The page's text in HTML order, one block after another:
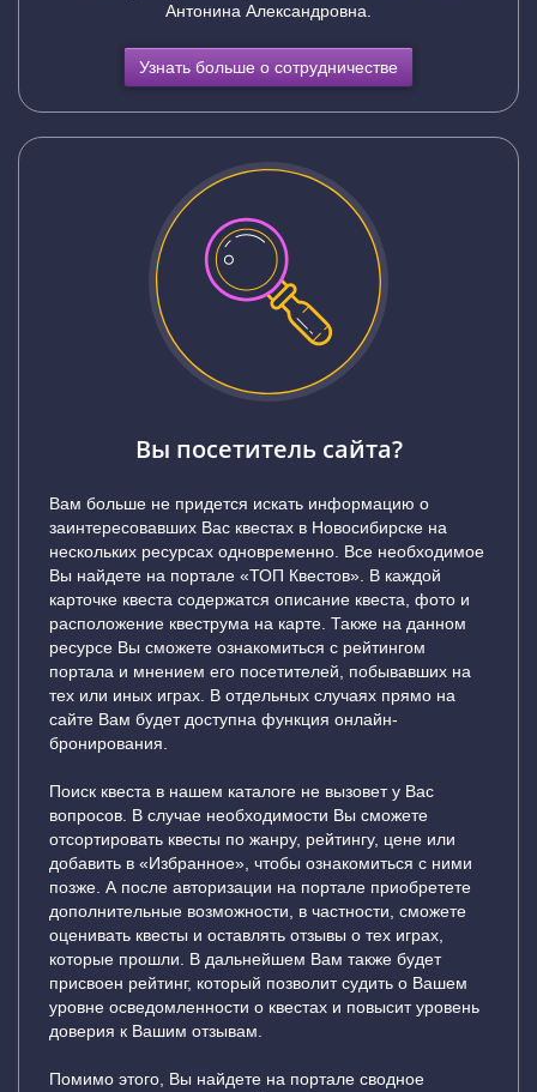
Антонина Александровна.
Узнать больше о сотрудничестве
Вы посетитель сайта?
Вам больше не придется искать информацию о
заинтересовавших Вас квестах в Новосибирске на
нескольких ресурсах одновременно. Все необходимое
Вы найдете на портале «ТОП Квестов». В каждой
карточке квеста содержатся описание квеста, фото и
расположение квеструма на карте. Также на данном
ресурсе Вы сможете ознакомиться с рейтингом
портала и мнением его посетителей, побывавших на
тех или иных играх. В отдельных случаях прямо на
сайте Вам будет доступна функция онлайн-
бронирования.
Поиск квеста в нашем каталоге не вызовет у Вас
вопросов. В случае необходимости Вы сможете
отсортировать квесты по жанру, рейтингу, цене или
добавить в «Избранное», чтобы ознакомиться с ними
позже. А после авторизации на портале приобретете
дополнительные возможности, в частности, сможете
оценивать квесты и оставлять отзывы о тех играх,
которые прошли. В дальнейшем Вам также будет
присвоен рейтинг, который позволит судить о Вашем
уровне осведомленности о квестах и повысит уровень
доверия к Вашим отзывам.
Помимо этого, Вы найдете на портале сводное